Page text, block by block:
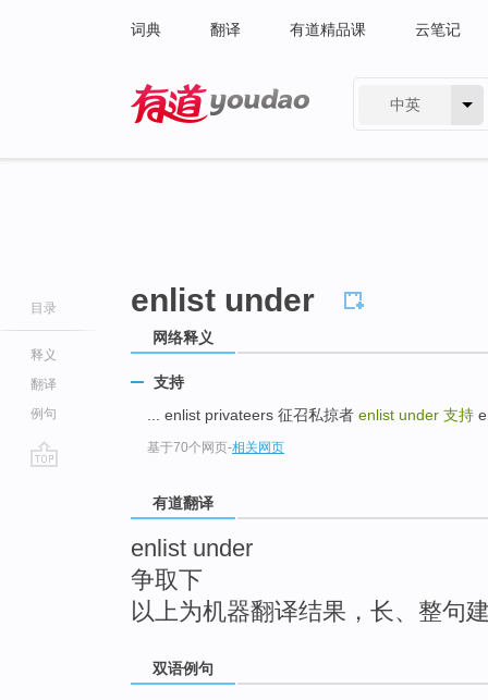
词典 翻译 有道精品课 云笔记
中英
目录
释义
翻译
例句
enlist under
网络释义
支持
... enlist privateers 征召私掠者 enlist under 支持
基于70个网页-相关网页
有道翻译
enlist under
争取下
以上为机器翻译结果，长、整句
双语例句